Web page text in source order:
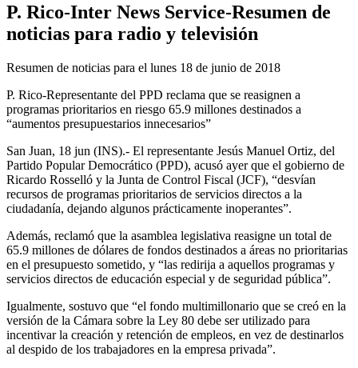
P. Rico-Inter News Service-Resumen de
noticias para radio y televisión
Resumen de noticias para el lunes 18 de junio de 2018
P. Rico-Representante del PPD reclama que se reasignen a
programas prioritarios en riesgo 65.9 millones destinados a
“aumentos presupuestarios innecesarios”
San Juan, 18 jun (INS).- El representante Jesús Manuel Ortiz, del
Partido Popular Democrático (PPD), acusó ayer que el gobierno de
Ricardo Rosselló y la Junta de Control Fiscal (JCF), “desvían
recursos de programas prioritarios de servicios directos a la
ciudadanía, dejando algunos prácticamente inoperantes”.
Además, reclamó que la asamblea legislativa reasigne un total de
65.9 millones de dólares de fondos destinados a áreas no prioritarias
en el presupuesto sometido, y “las redirija a aquellos programas y
servicios directos de educación especial y de seguridad pública”.
Igualmente, sostuvo que “el fondo multimillonario que se creó en la
versión de la Cámara sobre la Ley 80 debe ser utilizado para
incentivar la creación y retención de empleos, en vez de destinarlos
al despido de los trabajadores en la empresa privada”.